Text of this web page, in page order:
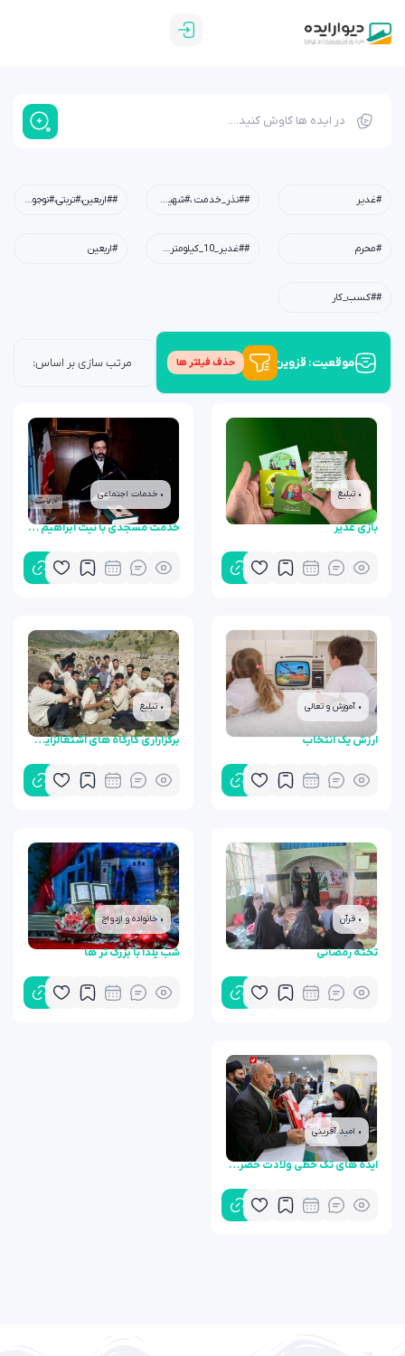
#غدیر ##نذر_خدمت ،#شهیدابراهیم_رئیسی،#شهید_خدمت،#معلم،#دبستان،#چله_خدمت ##اربعین،#تربتی،#نوجوان،#امید،#کربلا،#خانواده،#فرهنگی
#محرم ##غدیر_10_کیلومتری،#عید_غدیر،#کودکان،#نوجوانان،#جوانان،#محله،#خانوادگی،#مسجد،#امام_علی(ع) #اربعین
##کسب_کار
موقعیت: قزوین حذف فیلتر ها
• تبلیغ
بازی غدیر
• خدمات اجتماعی
خدمت مسجدی با نیت ابراهیم رئیسی
• آموزش و تعالی
ارزش یک انتخاب
• تبلیغ
برگزاراری کارگاه های اشتغالزایی و آموزشی در اردوی جهادی
• قرآن
تخته رمضانی
• خانواده و ازدواج
شب یلدا با بزرگ تر ها
• امید آفرینی
ایده های تک خطی ولادت حضرت زینب و روز پرستار